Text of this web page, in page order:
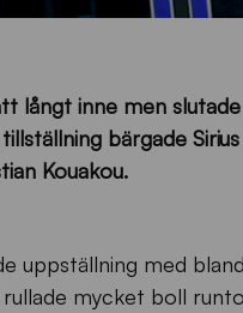
långt inne men
bärgade
Kouakou.
uppställning med
mycket boll